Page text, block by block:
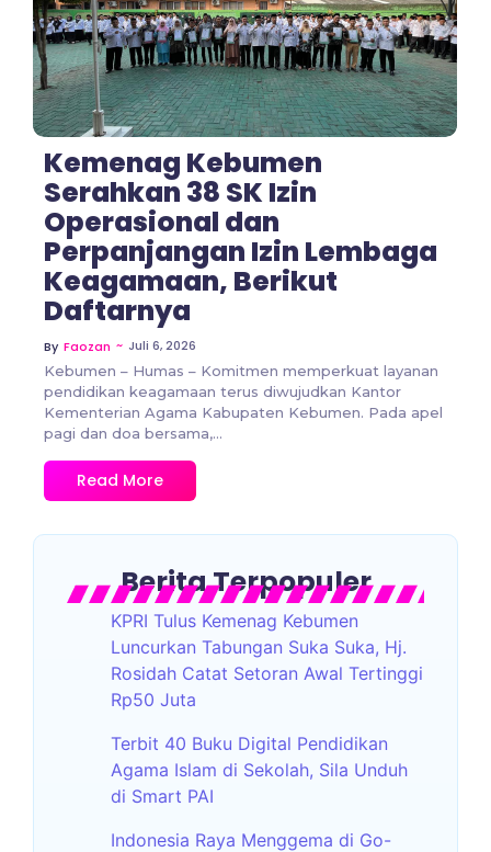
No Comments
Kemenag Kebumen
Serahkan 38 SK Izin
Operasional dan
Perpanjangan Izin Lembaga
Keagamaan, Berikut
Daftarnya
By Faozan ~ Juli 6, 2026
Kebumen – Humas – Komitmen memperkuat layanan
pendidikan keagamaan terus diwujudkan Kantor
Kementerian Agama Kabupaten Kebumen. Pada apel
pagi dan doa bersama,...
Read More
Berita Terpopuler
KPRI Tulus Kemenag Kebumen
Luncurkan Tabungan Suka Suka, Hj.
Rosidah Catat Setoran Awal Tertinggi
Rp50 Juta
Terbit 40 Buku Digital Pendidikan
Agama Islam di Sekolah, Sila Unduh
di Smart PAI
Indonesia Raya Menggema di Go-